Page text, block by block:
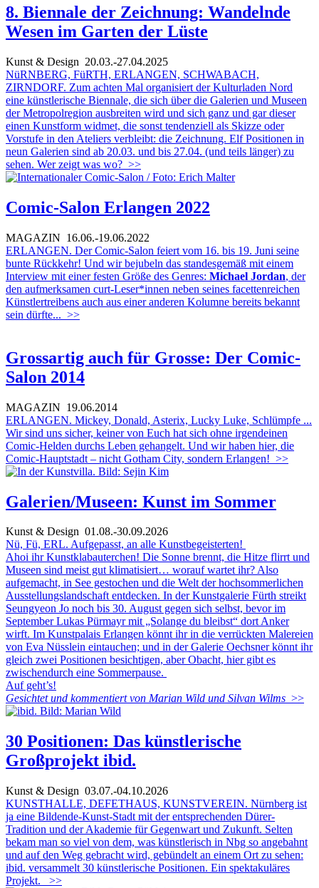
8. Biennale der Zeichnung: Wandelnde
Wesen im Garten der Lüste
Kunst & Design 20.03.-27.04.2025
NüRNBERG, FüRTH, ERLANGEN, SCHWABACH,
ZIRNDORF. Zum achten Mal organisiert der Kulturladen Nord
eine künstlerische Biennale, die sich über die Galerien und Museen
der Metropolregion ausbreiten wird und sich ganz und gar dieser
einen Kunstform widmet, die sonst tendenziell als Skizze oder
Vorstufe in den Ateliers verbleibt: die Zeichnung. Elf Positionen in
neun Galerien sind ab 20.03. und bis 27.04. (und teils länger) zu
sehen. Wer zeigt was wo? >>
Comic-Salon Erlangen 2022
MAGAZIN 16.06.-19.06.2022
ERLANGEN. Der Comic-Salon feiert vom 16. bis 19. Juni seine
bunte Rückkehr! Und wir bejubeln das standesgemäß mit einem
Interview mit einer festen Größe des Genres: Michael Jordan, der
den aufmerksamen curt-Leser*innen neben seines facettenreichen
Künstlertreibens auch aus einer anderen Kolumne bereits bekannt
sein dürfte... >>
Grossartig auch für Grosse: Der Comic-
Salon 2014
MAGAZIN 19.06.2014
ERLANGEN. Mickey, Donald, Asterix, Lucky Luke, Schlümpfe ...
Wir sind uns sicher, keiner von Euch hat sich ohne irgendeinen
Comic-Helden durchs Leben gehangelt. Und wir haben hier, die
Comic-Hauptstadt – nicht Gotham City, sondern Erlangen! >>
Galerien/Museen: Kunst im Sommer
Kunst & Design 01.08.-30.09.2026
Nü, Fü, ERL. Aufgepasst, an alle Kunstbegeisterten!
Ahoi ihr Kunstklabauterchen! Die Sonne brennt, die Hitze flirrt und
Museen sind meist gut klimatisiert… worauf wartet ihr? Also
aufgemacht, in See gestochen und die Welt der hochsommerlichen
Ausstellungslandschaft entdecken. In der Kunstgalerie Fürth streikt
Seungyeon Jo noch bis 30. August gegen sich selbst, bevor im
September Lukas Pürmayr mit „Solange du bleibst“ dort Anker
wirft. Im Kunstpalais Erlangen könnt ihr in die verrückten Malereien
von Eva Nüsslein eintauchen; und in der Galerie Oechsner könnt ihr
gleich zwei Positionen besichtigen, aber Obacht, hier gibt es
zwischendurch eine Sommerpause.
Auf geht’s!
Gesichtet und kommentiert von Marian Wild und Silvan Wilms >>
30 Positionen: Das künstlerische
Großprojekt ibid.
Kunst & Design 03.07.-04.10.2026
KUNSTHALLE, DEFETHAUS, KUNSTVEREIN. Nürnberg ist
ja eine Bildende-Kunst-Stadt mit der entsprechenden Dürer-
Tradition und der Akademie für Gegenwart und Zukunft. Selten
bekam man so viel von dem, was künstlerisch in Nbg so angebahnt
und auf den Weg gebracht wird, gebündelt an einem Ort zu sehen:
ibid. versammelt 30 künstlerische Positionen. Ein spektakuläres
Projekt.
>>